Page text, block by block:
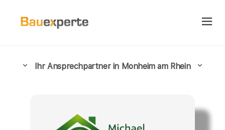
Ihr Ansprechpartner in Monheim am Rhein